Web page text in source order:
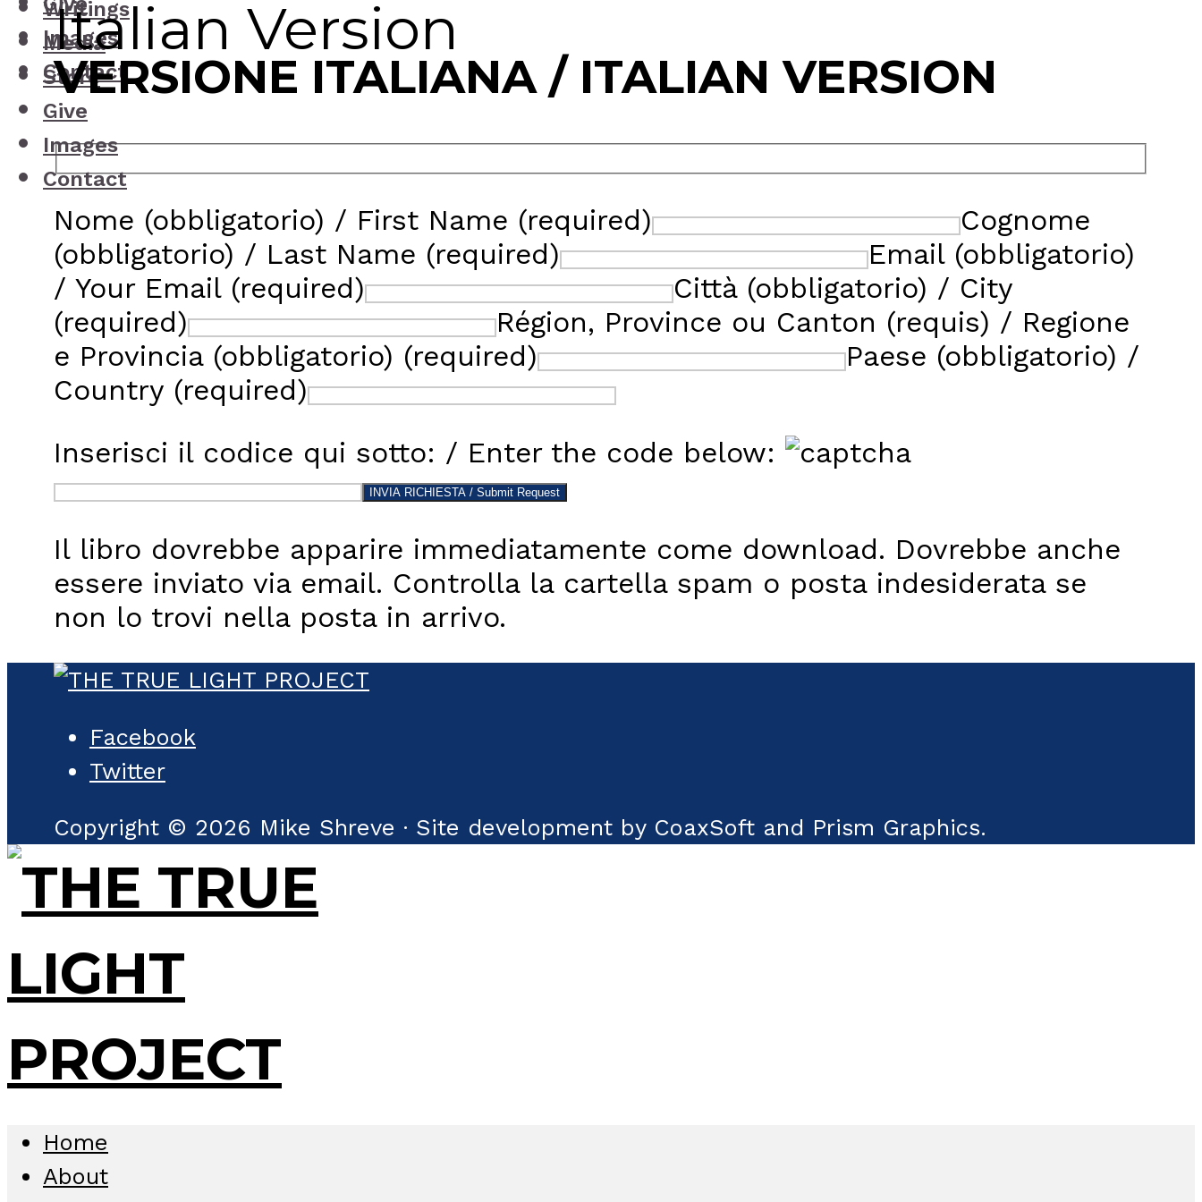
Images
Contact
Writings
Media
Store
Give
Images
Contact
Italian Version
VERSIONE ITALIANA / ITALIAN VERSION
Nome (obbligatorio) / First Name (required)
Cognome
(obbligatorio) / Last Name (required)
Email (obbligatorio)
/ Your Email (required)
Città (obbligatorio) / City
(required)
Région, Province ou Canton (requis) / Regione
e Provincia (obbligatorio) (required)
Paese (obbligatorio) /
Country (required)
Inserisci il codice qui sotto: / Enter the code below:
Il libro dovrebbe apparire immediatamente come download. Dovrebbe anche
essere inviato via email. Controlla la cartella spam o posta indesiderata se
non lo trovi nella posta in arrivo.
Facebook
Twitter
Copyright © 2026 Mike Shreve · Site development by CoaxSoft and Prism Graphics.
Home
About